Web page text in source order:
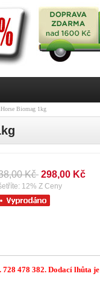
Biomag 1kg
Kč 298,00 Kč
12% Z Ceny
478 382. Dodací lhůta